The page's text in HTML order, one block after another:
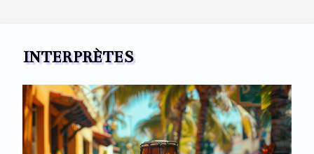
INTERPRÈTES